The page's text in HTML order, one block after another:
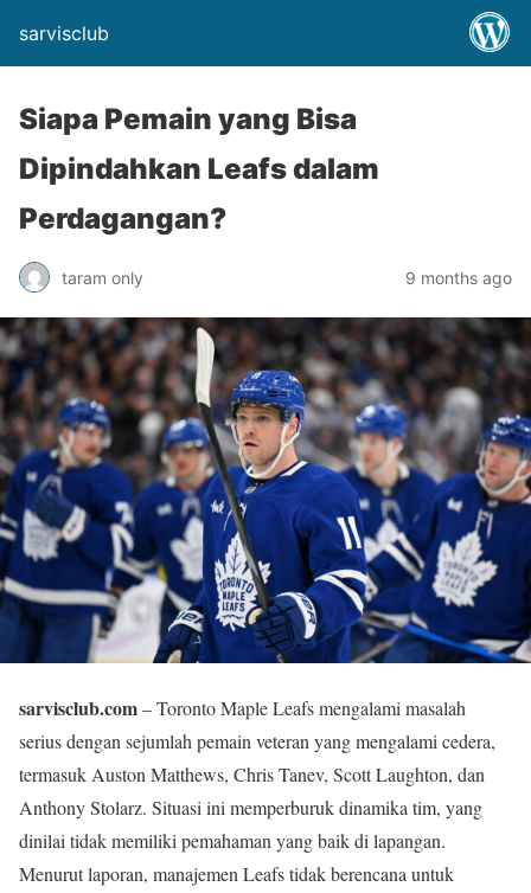
sarvisclub
Siapa Pemain yang Bisa
Dipindahkan Leafs dalam
Perdagangan?
taram only 9 months ago
sarvisclub.com– Toronto Maple Leafs mengalami masalah
serius dengan sejumlah pemain veteran yang mengalami cedera,
termasuk Auston Matthews, Chris Tanev, Scott Laughton, dan
Anthony Stolarz. Situasi ini memperburuk dinamika tim, yang
dinilai tidak memiliki pemahaman yang baik di lapangan.
Menurut laporan, manajemen Leafs tidak berencana untuk